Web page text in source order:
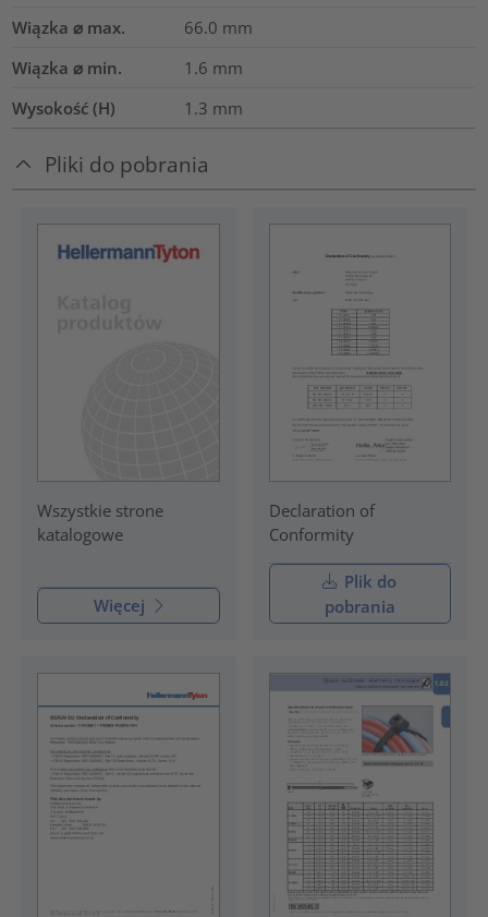
Wiązka ⌀ max.
66.0 mm
Wiązka ⌀ min.
1.6 mm
Wysokość (H)
1.3 mm
Pliki do pobrania
Wszystkie strone
katalogowe
Więcej
Declaration of
Conformity
Plik do
pobrania